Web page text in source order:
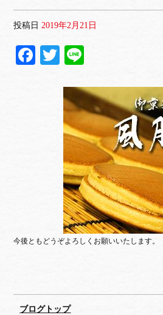
投稿日 2019年2月21日
Fa T
tte
r
今後ともどうぞよろしくお願いいたします。
ブログトップ